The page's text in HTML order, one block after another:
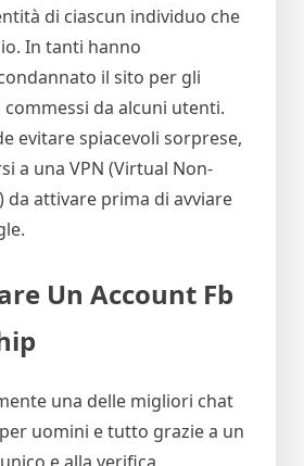
di ciascun individuo che
In tanti hanno
il sito per gli
da alcuni utenti.
evitare spiacevoli sorprese,
a una VPN (Virtual Non-
da attivare prima di avviare
Un Account Fb
una delle migliori chat
uomini e tutto grazie a un